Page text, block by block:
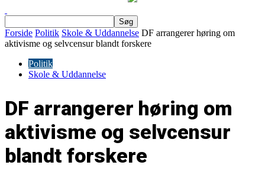
Forside Politik Skole & Uddannelse DF arrangerer høring om
aktivisme og selvcensur blandt forskere
Politik
Skole & Uddannelse
DF arrangerer høring om
aktivisme og selvcensur
blandt forskere